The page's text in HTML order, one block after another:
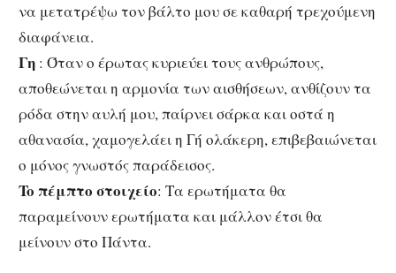
να μετατρέψω τον βάλτο μου σε καθαρή τρεχούμενη
διαφάνεια.
Γη : Όταν ο έρωτας κυριεύει τους ανθρώπους,
αποθεώνεται η αρμονία των αισθήσεων, ανθίζουν τα
ρόδα στην αυλή μου, παίρνει σάρκα και οστά η
αθανασία, χαμογελάει η Γή ολάκερη, επιβεβαιώνεται
ο μόνος γνωστός παράδεισος.
To πέμπτο στοιχείο: Τα ερωτήματα θα
παραμείνουν ερωτήματα και μάλλον έτσι θα
μείνουν στο Πάντα.